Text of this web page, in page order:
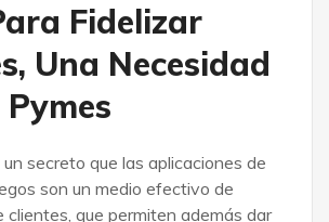
Fidelizar
Una Necesidad
Pymes
secreto que las aplicaciones de
son un medio efectivo de
clientes, que permiten además dar